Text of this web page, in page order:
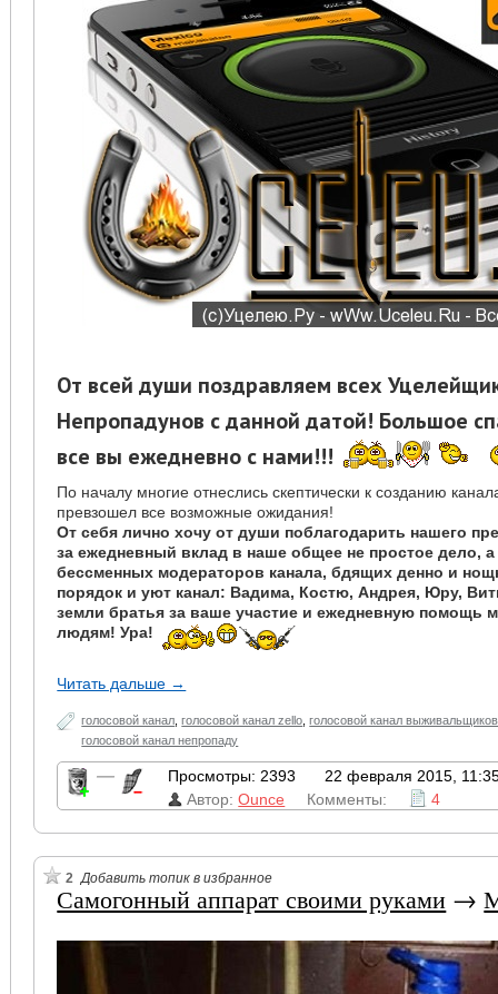
От всей души поздравляем всех
Непропадунов с данной датой! Большое
все вы ежедневно с нами!!!
По началу многие отнеслись скептически к созданию
превзошел все возможные ожидания!
От себя лично хочу от души поблагодарить нашего
за ежедневный вклад в наше общее не простое дело, а
бессменных модераторов канала, бдящих денно и
порядок и уют канал: Вадима, Костю, Андрея, Юру,
земли братья за ваше участие и ежедневную помощь
людям! Ура!
Читать дальше →
голосовой канал ,голосовой канал zello ,голосовой канал выживальщиков
голосовой канал непропаду
— Просмотры: 2393
22 февраля 2015,
Автор:Ounce Комменты: 4
2 Добавить топик в избранное
Самогонный аппарат своими руками →